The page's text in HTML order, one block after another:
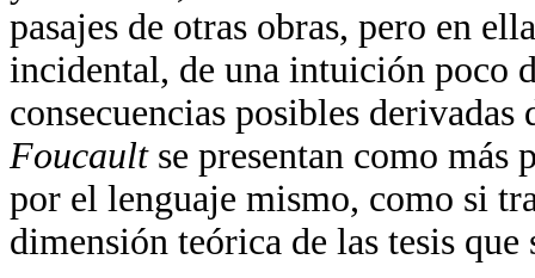
pasajes de otras obras, pero en
incidental, de una intuición poco
consecuencias posibles
Foucault se presentan como
por el lenguaje mismo, como si
dimensión teórica de las tesis que